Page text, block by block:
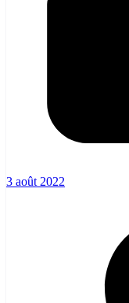
3 août 2022